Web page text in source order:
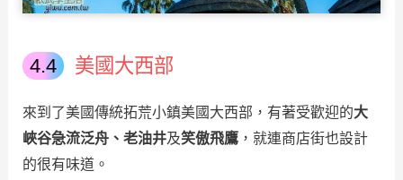
美國大西部
來到了美國傳統拓荒小鎮美國大西部，有著受歡迎的大
峽谷急流泛舟、老油井及笑傲飛鷹，就連商店街也設計
的很有味道。